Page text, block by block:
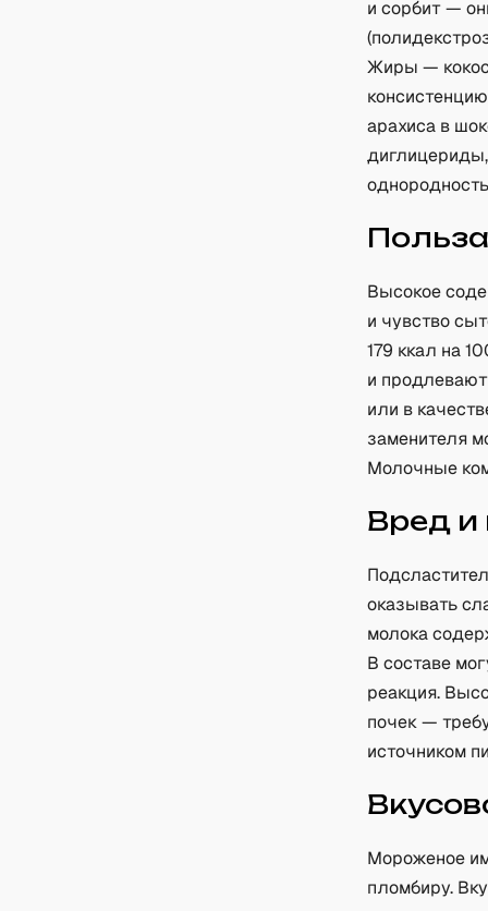
и сорбит —
Жиры —
арахиса в
Высокое
и чувство
179 ккал на
и
или в
заменителя
Молочные
Вред и
оказывать
молока
В составе
реакция.
почек —
источником
Мороженое
пломбиру.